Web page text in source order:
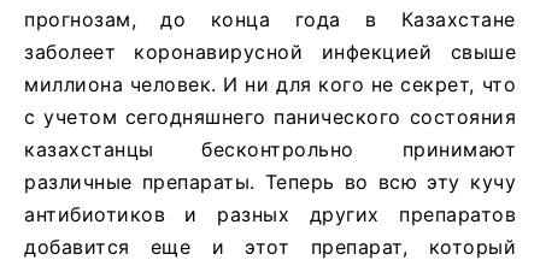
прогнозам, до конца года в Казахстане
заболеет коронавирусной инфекцией свыше
миллиона человек. И ни для кого не секрет, что
с учетом сегодняшнего панического состояния
казахстанцы бесконтрольно принимают
различные препараты. Теперь во всю эту кучу
антибиотиков и разных других препаратов
добавится еще и этот препарат, который